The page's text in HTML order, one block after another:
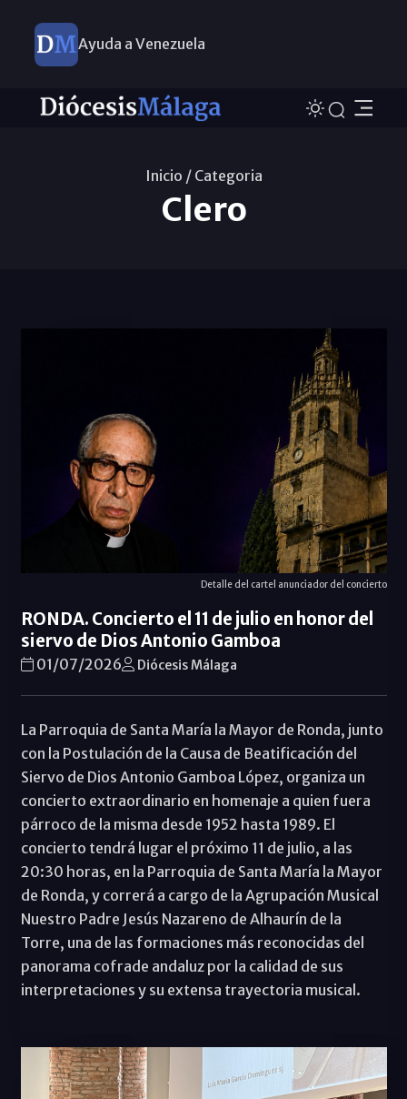
Ayuda a Venezuela
Inicio / Categoria
Clero
Detalle del cartel anunciador del concierto
RONDA. Concierto el 11 de julio en honor del
siervo de Dios Antonio Gamboa
01/07/2026 Diócesis Málaga
La Parroquia de Santa María la Mayor de Ronda, junto
con la Postulación de la Causa de Beatificación del
Siervo de Dios Antonio Gamboa López, organiza un
concierto extraordinario en homenaje a quien fuera
párroco de la misma desde 1952 hasta 1989. El
concierto tendrá lugar el próximo 11 de julio, a las
20:30 horas, en la Parroquia de Santa María la Mayor
de Ronda, y correrá a cargo de la Agrupación Musical
Nuestro Padre Jesús Nazareno de Alhaurín de la
Torre, una de las formaciones más reconocidas del
panorama cofrade andaluz por la calidad de sus
interpretaciones y su extensa trayectoria musical.